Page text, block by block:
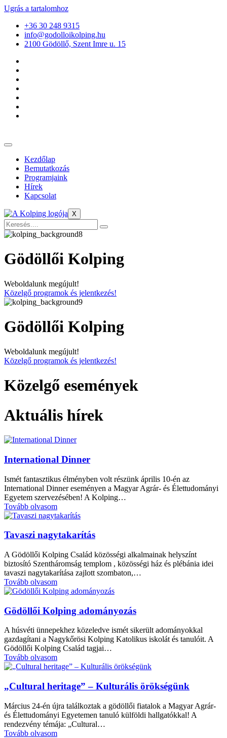
Ugrás a tartalomhoz
+36 30 248 9315
info@godolloikolping.hu
2100 Gödöllő, Szent Imre u. 15
Kezdőlap
Bemutatkozás
Programjaink
Hírek
Kapcsolat
X
Gödöllői Kolping
Weboldalunk megújult!
Közelgő programok és jelentkezés!
Gödöllői Kolping
Weboldalunk megújult!
Közelgő programok és jelentkezés!
Közelgő események
Aktuális hírek
International Dinner
Ismét fantasztikus élményben volt részünk április 10-én az
International Dinner eseményen a Magyar Agrár- és Élettudományi
Egyetem szervezésében! A Kolping…
Tovább olvasom
Tavaszi nagytakarítás
A Gödöllői Kolping Család közösségi alkalmainak helyszínt
biztosító Szentháromság templom , közösségi ház és plébánia idei
tavaszi nagytakarítása zajlott szombaton,…
Tovább olvasom
Gödöllői Kolping adományozás
A húsvéti ünnepekhez közeledve ismét sikerült adományokkal
gazdagítani a Nagykőrösi Kolping Katolikus iskolát és tanulóit. A
Gödöllői Kolping Család tagjai…
Tovább olvasom
„Cultural heritage” – Kulturális örökségünk
Március 24-én újra találkoztak a gödöllői fiatalok a Magyar Agrár-
és Élettudományi Egyetemen tanuló külföldi hallgatókkal! A
rendezvény témája: „Cultural…
Tovább olvasom